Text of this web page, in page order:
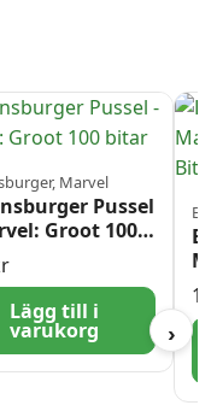
Marvel
Pussel
Groot 100
Lägg till i
varukorg
›